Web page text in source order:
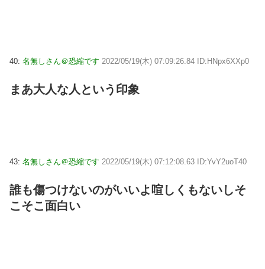
40: 名無しさん＠恐縮です 2022/05/19(木) 07:09:26.84 ID:HNpx6XXp0
まあ大人な人という印象
43: 名無しさん＠恐縮です 2022/05/19(木) 07:12:08.63 ID:YvY2uoT40
誰も傷つけないのがいいよ喧しくもないしそ
こそこ面白い